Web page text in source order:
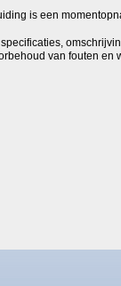
is een
van fouten en